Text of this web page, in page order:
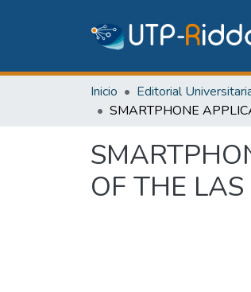
Inicio
OF THE